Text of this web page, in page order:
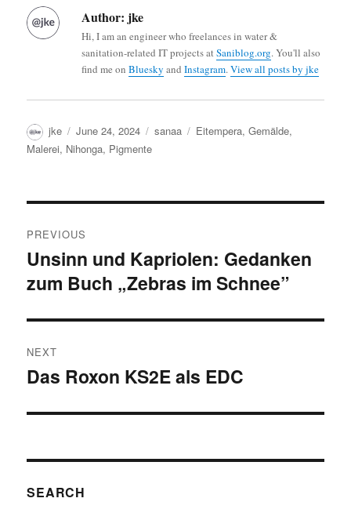
Author: jke
Hi, I am an engineer who freelances in water &
sanitation-related IT projects atSaniblog.org. You'll also
find me onBluesky andInstagram.View all posts by jke
Author
jke
Posted
on
June 24, 2024 Categories
sanaa Tags
Eitempera,Gemälde,
Malerei, Nihonga, Pigmente
navigation
PREVIOUS
Previous
post:
Unsinn und Kapriolen: Gedanken
zum Buch „Zebras im Schnee”
NEXT
Next
Das Roxon KS2E als EDC
SEARCH